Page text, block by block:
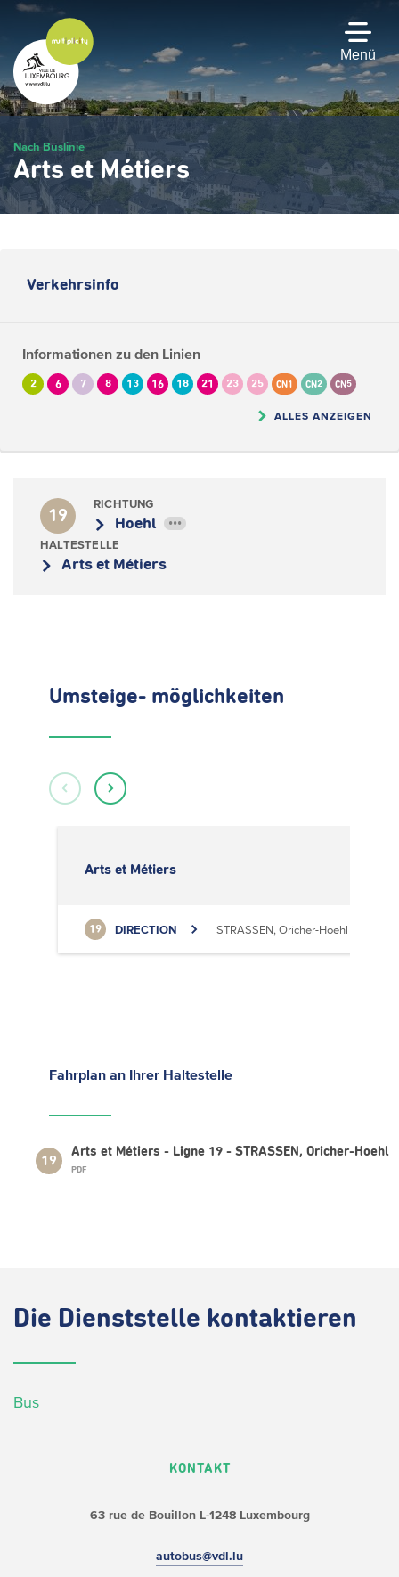
Zum
Hauptinhalt
gehen
Menü
Nach Buslinie
Arts et Métiers
Verkehrsinfo
Informationen zu den Linien
2 6 7 8 13 16 18 21 23 25 CN1 CN2 CN5
ALLES ANZEIGEN
19
RICHTUNG
Hoehl •••
HALTESTELLE
Arts et Métiers
Umsteige- möglichkeiten
Arts et Métiers
19 DIRECTION STRASSEN, Oricher-Hoehl
Fahrplan an Ihrer Haltestelle
19
Arts et Métiers - Ligne 19 - STRASSEN, Oricher-Hoehl
PDF
Die Dienststelle kontaktieren
Bus
KONTAKT
63 rue de BouillonL-1248 Luxembourg
autobus@vdl.lu